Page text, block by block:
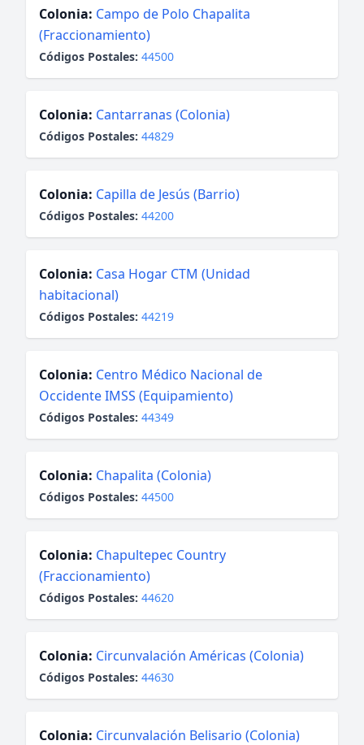
Colonia: Campo de Polo Chapalita
(Fraccionamiento)
Códigos Postales: 44500
Colonia: Cantarranas (Colonia)
Códigos Postales: 44829
Colonia: Capilla de Jesús (Barrio)
Códigos Postales: 44200
Colonia: Casa Hogar CTM (Unidad
habitacional)
Códigos Postales: 44219
Colonia: Centro Médico Nacional de
Occidente IMSS (Equipamiento)
Códigos Postales: 44349
Colonia: Chapalita (Colonia)
Códigos Postales: 44500
Colonia: Chapultepec Country
(Fraccionamiento)
Códigos Postales: 44620
Colonia: Circunvalación Américas (Colonia)
Códigos Postales: 44630
Colonia: Circunvalación Belisario (Colonia)